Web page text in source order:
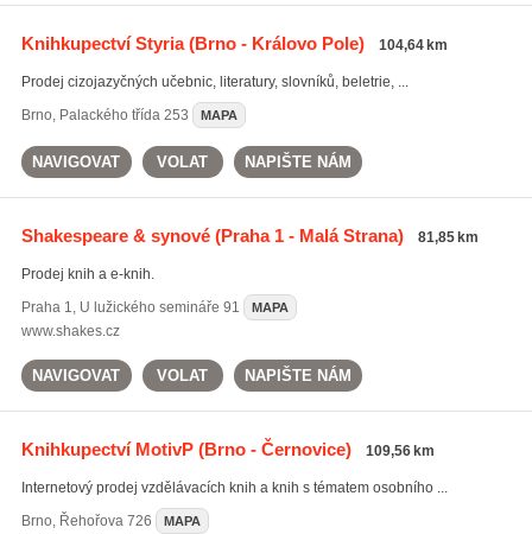
Knihkupectví Styria(Brno - Královo Pole) 104,64 km
Prodej cizojazyčných učebnic, literatury, slovníků, beletrie, ...
Brno, Palackého třída 253 MAPA
NAVIGOVAT VOLAT NAPIŠTE NÁM
Shakespeare & synové(Praha 1 - Malá Strana) 81,85 km
Prodej knih a e-knih.
Praha 1, U lužického semináře 91 MAPA
www.shakes.cz
NAVIGOVAT VOLAT NAPIŠTE NÁM
Knihkupectví MotivP(Brno - Černovice) 109,56 km
Internetový prodej vzdělávacích knih a knih s tématem osobního ...
Brno, Řehořova 726 MAPA